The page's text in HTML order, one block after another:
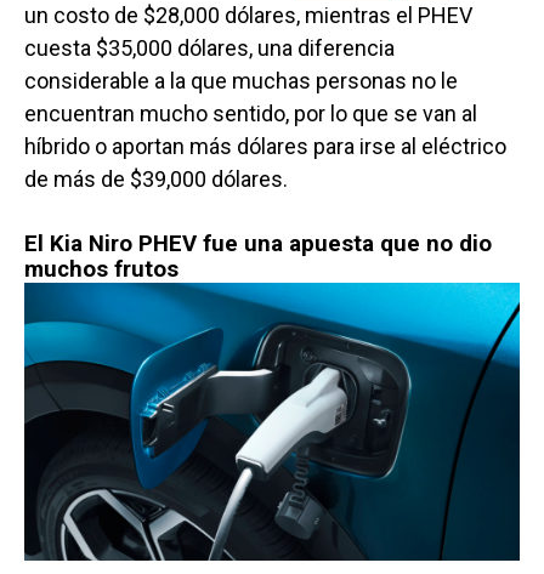
un costo de $28,000 dólares, mientras el PHEV
cuesta $35,000 dólares, una diferencia
considerable a la que muchas personas no le
encuentran mucho sentido, por lo que se van al
híbrido o aportan más dólares para irse al eléctrico
de más de $39,000 dólares.
El Kia Niro PHEV fue una apuesta que no dio
muchos frutos